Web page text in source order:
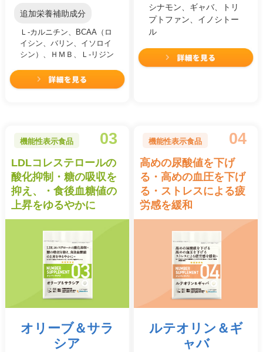
追加栄養補助成分
Ｌ-カルニチン、BCAA（ロ
イシン、バリン、イソロイ
シン）、ＨＭＢ、Ｌ-リジン
シナモン、ギャバ、トリ
プトファン、イノシトー
ル
機能性表示食品 03
LDLコレステロールの
酸化抑制・糖の吸収を
抑え、・食後血糖値の
上昇をゆるやかに
オリーブ＆サラ
シア
機能性表示食品 04
高めの尿酸値を下げ
る・高めの血圧を下げ
る・ストレスによる疲
労感を緩和
ルテオリン ＆ ギ
ャバ